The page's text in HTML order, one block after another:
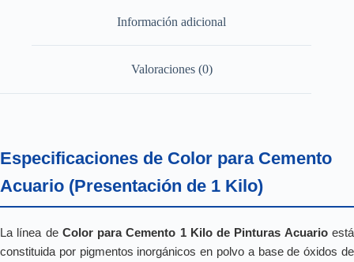
Información adicional
Valoraciones (0)
Especificaciones de Color para Cemento
Acuario (Presentación de 1 Kilo)
La línea de Color para Cemento 1 Kilo de Pinturas Acuarioestá
constituida por pigmentos inorgánicos en polvo a base de óxidos de